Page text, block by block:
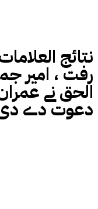
نتائج
رفت ، امیر
الحق نے
دعوت دے